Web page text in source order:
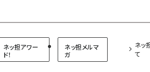
ネッ担アワー
ド！
ネッ担メルマ
ガ
ネッ
て